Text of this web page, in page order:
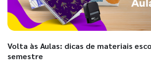
Volta às Aulas: dicas de materiais
semestre